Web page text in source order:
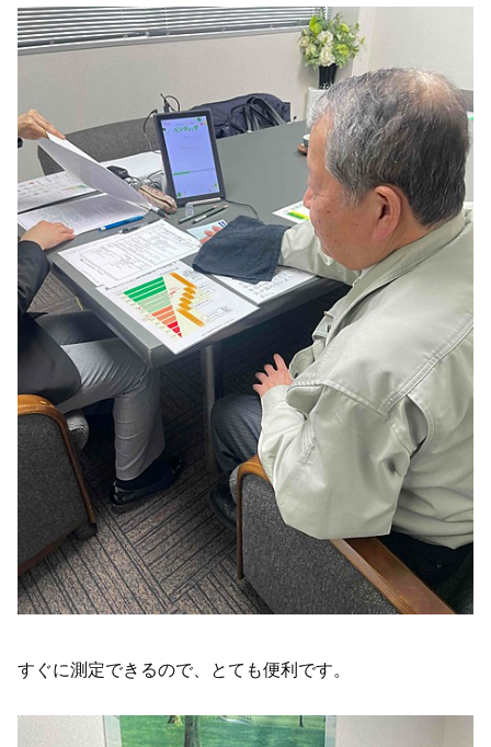
すぐに測定できるので、とても便利です。